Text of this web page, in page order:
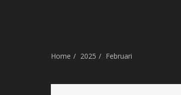
Home 2025 Februari